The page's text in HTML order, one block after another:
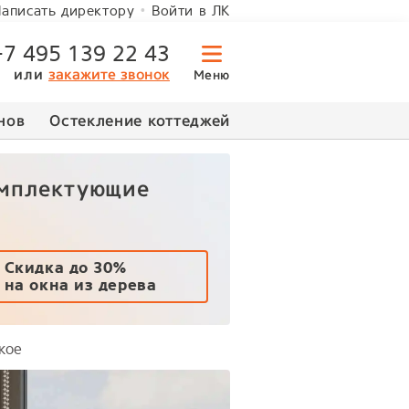
директору Войти в ЛК
495 139 22 43
или закажите звонок Меню
Остекление коттеджей
Скидка до 30%
на окна из дерева